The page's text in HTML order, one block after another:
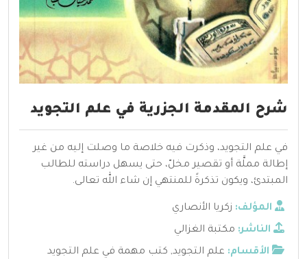
شرح المقدمة الجزرية في علم التجويد
في علم التجويد، وذكرت فيه خلاصة ما وصلت إليه من غير
إطالة مملَّة أو تقصير مخلّ، حتى يسهل دراسته للطالب
المبتدئ، ويكون تذكرةً للمنتهي إن شاء الله تعالى.
المؤلف: زكريا الأنصاري
الناشر: مكتبة الغزالي
الأقسام: علم التجويد, كتب مهمة في علم التجويد